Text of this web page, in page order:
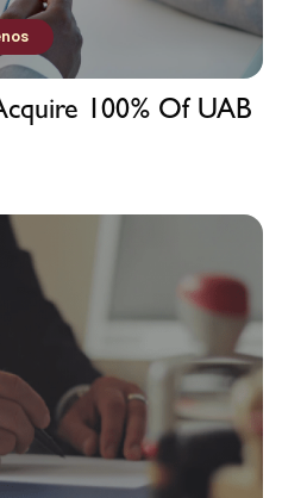
100% Of UAB